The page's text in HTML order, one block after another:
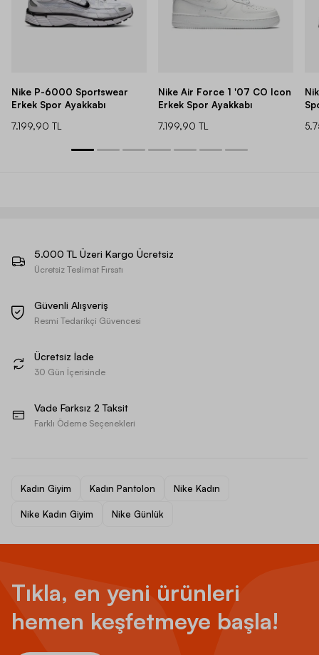
Nike P-6000 Sportswear
Erkek Spor Ayakkabı
7.199,90 TL
Nike Air Force 1 '07 CO Icon
Erkek Spor Ayakkabı
7.199,90 TL
5.000 TL Üzeri Kargo Ücretsiz
Ücretsiz Teslimat Fırsatı
Güvenli Alışveriş
Resmi Tedarikçi Güvencesi
Ücretsiz İade
30 Gün İçerisinde
Vade Farksız 2 Taksit
Farklı Ödeme Seçenekleri
Kadın Giyim Kadın Pantolon Nike Kadın
Nike Kadın Giyim Nike Günlük
Tıkla, en yeni ürünleri
hemen keşfetmeye başla!